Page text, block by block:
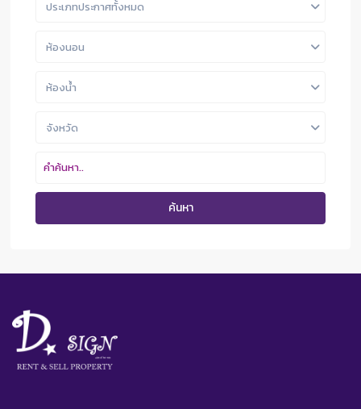
ประเภทประกาศทั้งหมด
ห้องนอน
ห้องน้ำ
จังหวัด
ค้นหา